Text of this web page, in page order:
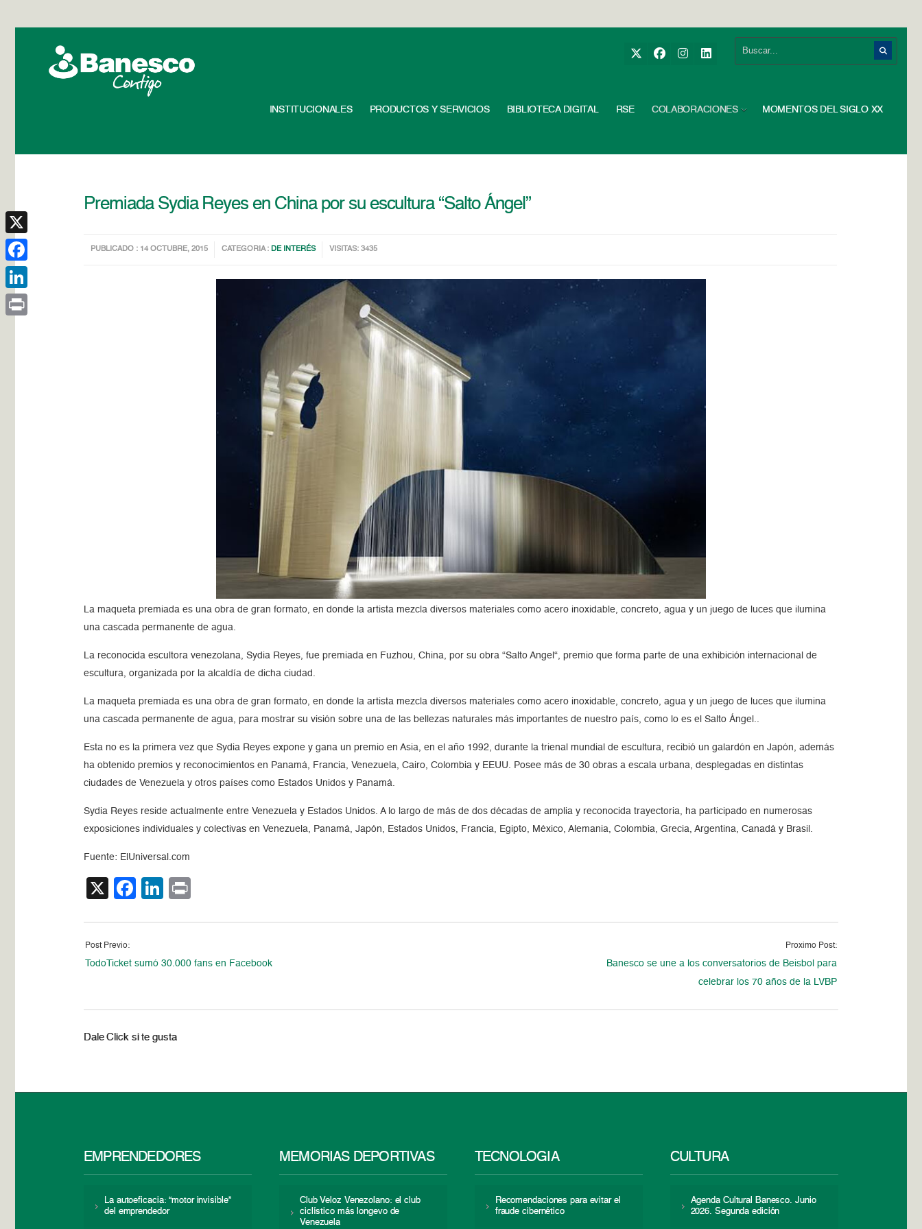
INSTITUCIONALES PRODUCTOS Y SERVICIOS BIBLIOTECA DIGITAL RSE COLABORACIONES MOMENTOS DEL SIGLO XX
Premiada Sydia Reyes en China por su escultura “Salto Ángel”
PUBLICADO : 14 OCTUBRE, 2015 CATEGORIA : DE INTERÉS VISITAS: 3435
La maqueta premiada es una obra de gran formato, en donde la artista mezcla diversos materiales como acero inoxidable, concreto, agua y un juego de luces que ilumina
una cascada permanente de agua.
La reconocida escultora venezolana, Sydia Reyes, fue premiada en Fuzhou, China, por su obra “Salto Angel“, premio que forma parte de una exhibición internacional de
escultura, organizada por la alcaldía de dicha ciudad.
La maqueta premiada es una obra de gran formato, en donde la artista mezcla diversos materiales como acero inoxidable, concreto, agua y un juego de luces que ilumina
una cascada permanente de agua, para mostrar su visión sobre una de las bellezas naturales más importantes de nuestro país, como lo es el Salto Ángel..
Esta no es la primera vez que Sydia Reyes expone y gana un premio en Asia, en el año 1992, durante la trienal mundial de escultura, recibió un galardón en Japón, además
ha obtenido premios y reconocimientos en Panamá, Francia, Venezuela, Cairo, Colombia y EEUU. Posee más de 30 obras a escala urbana, desplegadas en distintas
ciudades de Venezuela y otros países como Estados Unidos y Panamá.
Sydia Reyes reside actualmente entre Venezuela y Estados Unidos. A lo largo de más de dos décadas de amplia y reconocida trayectoria, ha participado en numerosas
exposiciones individuales y colectivas en Venezuela, Panamá, Japón, Estados Unidos, Francia, Egipto, México, Alemania, Colombia, Grecia, Argentina, Canadá y Brasil.
Fuente: ElUniversal.com
X Facebook
LinkedIn
Post Previo:
TodoTicket sumó 30.000 fans en Facebook
Proximo Post:
Banesco se une a los conversatorios de Beisbol para
celebrar los 70 años de la LVBP
Dale Click si te gusta
EMPRENDEDORES
La autoeficacia: “motor invisible”
del emprendedor
MEMORIAS DEPORTIVAS
Club Veloz Venezolano: el club
ciclístico más longevo de
Venezuela
TECNOLOGÍA
Recomendaciones para evitar el
fraude cibernético
CULTURA
Agenda Cultural Banesco. Junio
2026. Segunda edición
X
Facebook
LinkedIn